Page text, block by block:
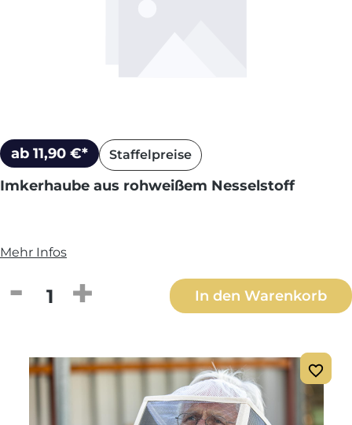
ab 11,90 €* Staffelpreise
Imkerhaube aus rohweißem Nesselstoff
Mehr Infos
Produkt Anzahl: Gib den gewünschten
In den Warenkorb